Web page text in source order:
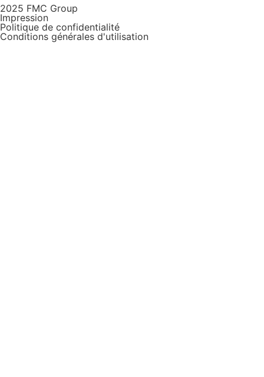
2025 FMC Group
Impression
Politique de confidentialité
Conditions générales d'utilisation